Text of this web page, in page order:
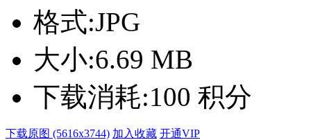
格式:JPG
大小:6.69 MB
下载消耗:100 积分
下载原图 (5616x3744) 加入收藏 开通VIP